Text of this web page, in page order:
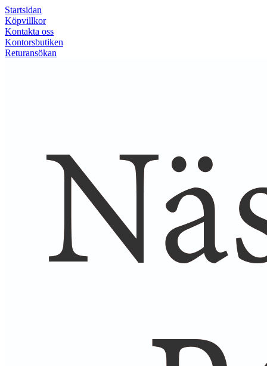
Startsidan
Köpvillkor
Kontakta oss
Kontorsbutiken
Returansökan